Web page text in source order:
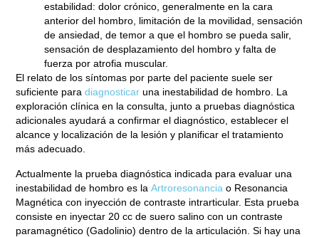
estabilidad: dolor crónico, generalmente en la cara
anterior del hombro, limitación de la movilidad, sensación
de ansiedad, de temor a que el hombro se pueda salir,
sensación de desplazamiento del hombro y falta de
fuerza por atrofia muscular.
El relato de los síntomas por parte del paciente suele ser
suficiente paradiagnosticaruna inestabilidad de hombro. La
exploración clínica en la consulta, junto a pruebas diagnóstica
adicionales ayudará aconfirmar el diagnóstico, establecer el
alcance y localización de la lesión y planificar el tratamiento
más adecuado.
Actualmente la prueba diagnóstica indicada para evaluar una
inestabilidad de hombro es laArtroresonancia o Resonancia
Magnética con inyección de contraste intrarticular. Esta prueba
consiste en inyectar 20 cc de suero salino con un contraste
paramagnético (Gadolinio) dentro de la articulación. Si hay una